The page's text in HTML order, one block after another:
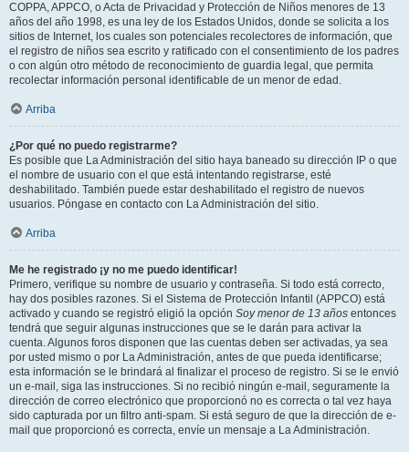
COPPA, APPCO, o Acta de Privacidad y Protección de Niños menores de 13
años del año 1998, es una ley de los Estados Unidos, donde se solicita a los
sitios de Internet, los cuales son potenciales recolectores de información, que
el registro de niños sea escrito y ratificado con el consentimiento de los padres
o con algún otro método de reconocimiento de guardia legal, que permita
recolectar información personal identificable de un menor de edad.
Arriba
¿Por qué no puedo registrarme?
Es posible que La Administración del sitio haya baneado su dirección IP o que
el nombre de usuario con el que está intentando registrarse, esté
deshabilitado. También puede estar deshabilitado el registro de nuevos
usuarios. Póngase en contacto con La Administración del sitio.
Arriba
Me he registrado ¡y no me puedo identificar!
Primero, verifique su nombre de usuario y contraseña. Si todo está correcto,
hay dos posibles razones. Si el Sistema de Protección Infantil (APPCO) está
activado y cuando se registró eligió la opción Soy menor de 13 años entonces
tendrá que seguir algunas instrucciones que se le darán para activar la
cuenta. Algunos foros disponen que las cuentas deben ser activadas, ya sea
por usted mismo o por La Administración, antes de que pueda identificarse;
esta información se le brindará al finalizar el proceso de registro. Si se le envió
un e-mail, siga las instrucciones. Si no recibió ningún e-mail, seguramente la
dirección de correo electrónico que proporcionó no es correcta o tal vez haya
sido capturada por un filtro anti-spam. Si está seguro de que la dirección de e-
mail que proporcionó es correcta, envíe un mensaje a La Administración.